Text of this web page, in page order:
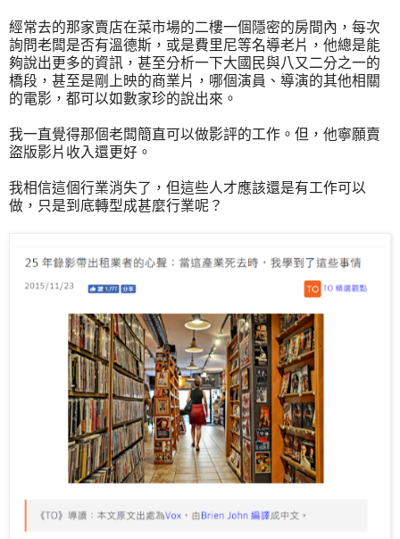
經常去的那家賣店在菜市場的二樓一個隱密的房間內，每次
詢問老闆是否有溫德斯，或是費里尼等名導老片，他總是能
夠說出更多的資訊，甚至分析一下大國民與八又二分之一的
橋段，甚至是剛上映的商業片，哪個演員、導演的其他相關
的電影，都可以如數家珍的說出來。
我一直覺得那個老闆簡直可以做影評的工作。但，他寧願賣
盜版影片收入還更好。
我相信這個行業消失了，但這些人才應該還是有工作可以
做，只是到底轉型成甚麼行業呢？